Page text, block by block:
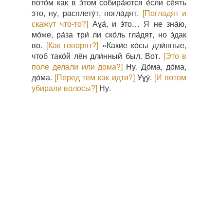
э́то, ну, расплету́т, погла́дят. [Погладят и
скажут что-то?] Аɣа́, и э́то… Я не зна́ю,
мо́же, ра́за три́ ли ско́ль гла́дят, но э́дак
во. [Как говорят?] «Каки́е ко́сы дли́нные,
чтоб тако́й лён дли́нный был. Вот. [Это в
поле делали или дома?] Ну. До́ма, до́ма,
до́ма. [Перед тем как идти?]Уɣу́. [И потом
убирали волосы?] Ну.